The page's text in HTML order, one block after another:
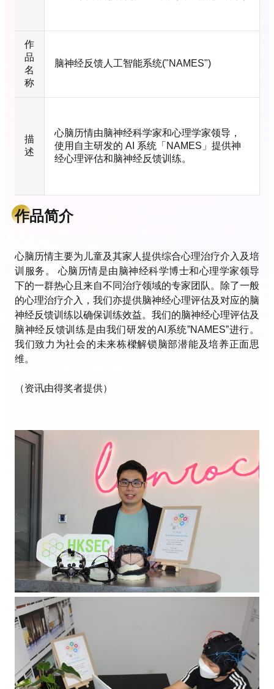
作
品
名
称
脑神经反馈人工智能系统("NAMES")
描
述
心脑历情由脑神经科学家和心理学家领导，
使用自主研发的 AI 系统「NAMES」提供神
经心理评估和脑神经反馈训练。
作品简介
心脑历情主要为儿童及其家人提供综合心理治疗介入及培
训服务。 心脑历情是由脑神经科学博士和心理学家领导
下的一群热心且来自不同治疗领域的专家团队。除了一般
的心理治疗介入，我们亦提供脑神经心理评估及对应的脑
神经反馈训练以确保训练效益。我们的脑神经心理评估及
脑神经反馈训练是由我们研发的AI系统”NAMES”进行。
我们致力为社会的未来栋樑解锁脑部潜能及培养正面思
维。
（资讯由得奖者提供）